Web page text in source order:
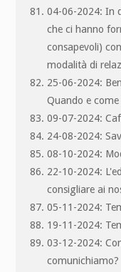
04-06-2024: In
che ci hanno
consapevoli)
modalità di
25-06-2024:
Quando e come
09-07-2024:
24-08-2024:
08-10-2024:
22-10-2024:
consigliare ai
05-11-2024:
19-11-2024:
03-12-2024:
comunichiamo?